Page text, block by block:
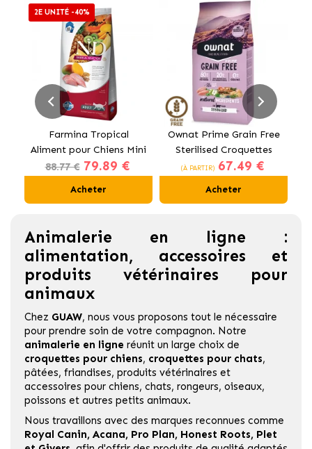
2E UNITÉ -40%
Farmina Tropical
Aliment pour Chiens Mini
au Poulet
88.77 € 79.89 €
Acheter
Ownat Prime Grain Free
Sterilised Croquettes
pour Chats Stérilisés
(À PARTIR) 67.49 €
Acheter
Animalerie en ligne :
alimentation, accessoires et
produits vétérinaires pour
animaux
Chez GUAW, nous vous proposons tout le nécessaire
pour prendre soin de votre compagnon. Notre
animalerie en ligne réunit un large choix de
croquettes pour chiens, croquettes pour chats,
pâtées, friandises, produits vétérinaires et
accessoires pour chiens, chats, rongeurs, oiseaux,
poissons et autres petits animaux.
Nous travaillons avec des marques reconnues comme
Royal Canin, Acana, Pro Plan, Honest Roots, Plet